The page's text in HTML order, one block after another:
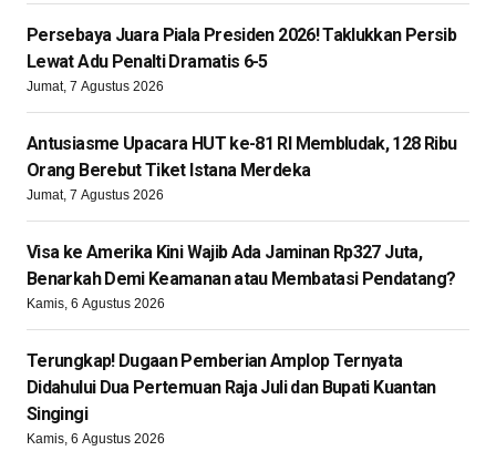
Persebaya Juara Piala Presiden 2026! Taklukkan Persib
Lewat Adu Penalti Dramatis 6-5
Jumat, 7 Agustus 2026
Antusiasme Upacara HUT ke-81 RI Membludak, 128 Ribu
Orang Berebut Tiket Istana Merdeka
Jumat, 7 Agustus 2026
Visa ke Amerika Kini Wajib Ada Jaminan Rp327 Juta,
Benarkah Demi Keamanan atau Membatasi Pendatang?
Kamis, 6 Agustus 2026
Terungkap! Dugaan Pemberian Amplop Ternyata
Didahului Dua Pertemuan Raja Juli dan Bupati Kuantan
Singingi
Kamis, 6 Agustus 2026